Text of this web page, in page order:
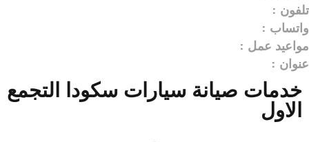
تلفون :
واتساب :
مواعيد عمل :
عنوان :
خدمات صيانة سيارات سكودا التجمع
الاول